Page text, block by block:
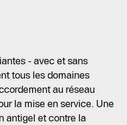
- avec et sans
tous les domaines
au réseau
la mise en service. Une
antigel et contre la